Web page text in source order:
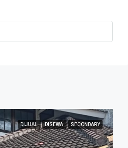
DIJUAL DISEWA SECONDARY